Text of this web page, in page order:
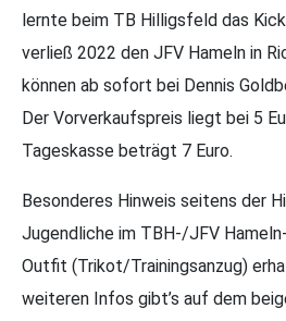
lernte beim TB Hilligsfeld das
verließ 2022 den JFV Hameln in
können ab sofort bei Dennis
Der Vorverkaufspreis liegt bei 5
Tageskasse beträgt 7 Euro.
Besonderes Hinweis seitens der
Jugendliche im TBH-/JFV
Outfit (Trikot/Trainingsanzug)
weiteren Infos gibt’s auf dem